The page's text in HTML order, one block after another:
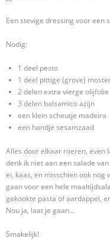
Een stevige dressing voor een
Nodig:
1 deel pesto
1 deel pittige (grove)
2 delen extra vierge olijfolie
3 delen balsamico azijn
een klein scheutje madeira
een handje sesamzaad
Alles door elkaar roeren, even
denk ik niet aan een salade
ei, kaas, en misschien ook nog
gaan voor een hele
gekookte pasta of aardappel,
Nou ja, laat je gaan…
Smakelijk!